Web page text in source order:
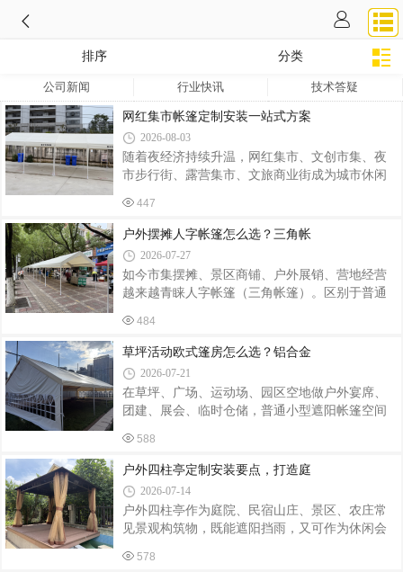
排序 分类
公司新闻 行业快讯 技术答疑
网红集市帐篷定制安装一站式方案
2026-08-03
随着夜经济持续升温，网红集市、文创市集、夜
市步行街、露营集市、文旅商业街成为城市休闲
不再只满足遮风挡雨的基础需求，造型颜值、色
彩设计、结构稳固性、整体风格统一，直接决定
集市整体氛围感与游客打卡意愿。不少集市运营
方、文旅投资商、商业街管理方纷纷寻找服务
商，提供网红集市帐篷定制安装一体化服务。传
统普通摆摊帐篷款式单一、外观同质化严重，骨
架单薄，色彩杂乱，搭建之后集市视觉零散，很
合街区定位、文旅主题进行个性化设计，统一
447
户外摆摊人字帐篷怎么选？三角帐
2026-07-27
如今市集摆摊、景区商铺、户外展销、营地经营
越来越青睐人字帐篷（三角帐篷）。区别于普通
强，兼具遮阳挡雨功能，凭借独特外观成为网红
市集、餐饮摊位、文创小店热门选择。很多商户
初次采购容易踩坑，本文结合落地经验，聊聊人
字帐篷选型、定制与安装要点。人字三角帐篷依
靠 A 字型框架搭建，线条简约立体，支撑结构受
力均衡。合理设计的三角帐篷抗风性能优于简易
雨棚，适用于商业街户外摊位、后备箱市集、露
刷图案均可个性化定制，不管是奶茶小吃摊
484
草坪活动欧式篷房怎么选？铝合金
2026-07-21
在草坪、广场、运动场、园区空地做户外宴席、
团建、展会、临时仓储，普通小型遮阳帐篷空间
图中人字顶欧式铝合金篷房凭借通透拱形观景
窗、稳固铝合金框架、可快速拆装的模块化结
构，成为当下户外临时空间主流选择。本文从定
制需求、材质选型、上门安装、售后保障完整讲
解，给有篷房搭建需求的客户完整参考。一、什
么是人字顶欧式铝合金篷房？这款篷房属于装配
式模块化户外篷房，区别于普通钢管帐篷：主体
588
户外四柱亭定制安装要点，打造庭
2026-07-14
户外四柱亭作为庭院、民宿山庄、景区、农庄常
见景观构筑物，既能遮阳挡雨，又可作为休闲会
用，前期定制选型与现场安装环节都不容忽视。
578